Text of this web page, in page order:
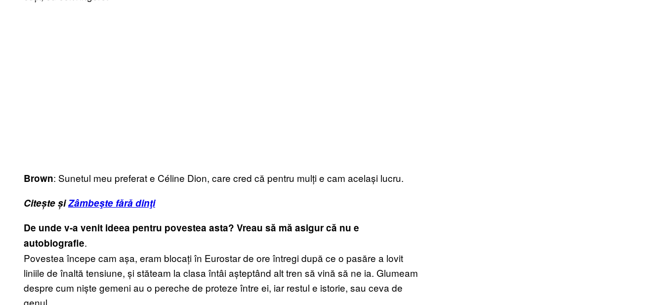
Brown: Sunetul meu preferat e Céline Dion, care cred că pentru mulți e cam același lucru.
Citește șiZâmbeşte fără dinţi
De unde v-a venit ideea pentru povestea asta? Vreau să mă asigur că nu e
autobiografie.
Povestea începe cam așa, eram blocați în Eurostar de ore întregi după ce o pasăre a lovit
liniile de înaltă tensiune, și stăteam la clasa întâi așteptând alt tren să vină să ne ia. Glumeam
despre cum niște gemeni au o pereche de proteze între ei, iar restul e istorie, sau ceva de
genul.